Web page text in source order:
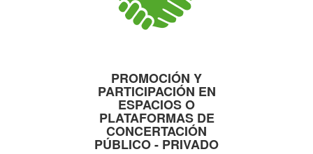
PROMOCIÓN Y
PARTICIPACIÓN EN
ESPACIOS O
PLATAFORMAS DE
CONCERTACIÓN
PÚBLICO - PRIVADO